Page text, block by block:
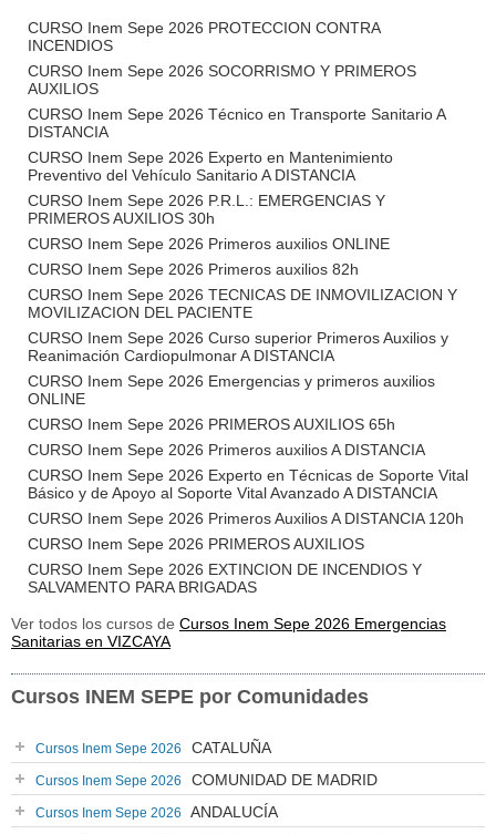
CURSO Inem Sepe 2026 PROTECCION CONTRA
INCENDIOS
CURSO Inem Sepe 2026 SOCORRISMO Y PRIMEROS
AUXILIOS
CURSO Inem Sepe 2026 Técnico en Transporte Sanitario A
DISTANCIA
CURSO Inem Sepe 2026 Experto en Mantenimiento
Preventivo del Vehículo Sanitario A DISTANCIA
CURSO Inem Sepe 2026 P.R.L.: EMERGENCIAS Y
PRIMEROS AUXILIOS 30h
CURSO Inem Sepe 2026 Primeros auxilios ONLINE
CURSO Inem Sepe 2026 Primeros auxilios 82h
CURSO Inem Sepe 2026 TECNICAS DE INMOVILIZACION Y
MOVILIZACION DEL PACIENTE
CURSO Inem Sepe 2026 Curso superior Primeros Auxilios y
Reanimación Cardiopulmonar A DISTANCIA
CURSO Inem Sepe 2026 Emergencias y primeros auxilios
ONLINE
CURSO Inem Sepe 2026 PRIMEROS AUXILIOS 65h
CURSO Inem Sepe 2026 Primeros auxilios A DISTANCIA
CURSO Inem Sepe 2026 Experto en Técnicas de Soporte Vital
Básico y de Apoyo al Soporte Vital Avanzado A DISTANCIA
CURSO Inem Sepe 2026 Primeros Auxilios A DISTANCIA 120h
CURSO Inem Sepe 2026 PRIMEROS AUXILIOS
CURSO Inem Sepe 2026 EXTINCION DE INCENDIOS Y
SALVAMENTO PARA BRIGADAS
Ver todos los cursos de Cursos Inem Sepe 2026 Emergencias
Sanitarias en VIZCAYA
Cursos INEM SEPE por Comunidades
Cursos Inem Sepe 2026 CATALUÑA
Cursos Inem Sepe 2026 COMUNIDAD DE MADRID
Cursos Inem Sepe 2026 ANDALUCÍA